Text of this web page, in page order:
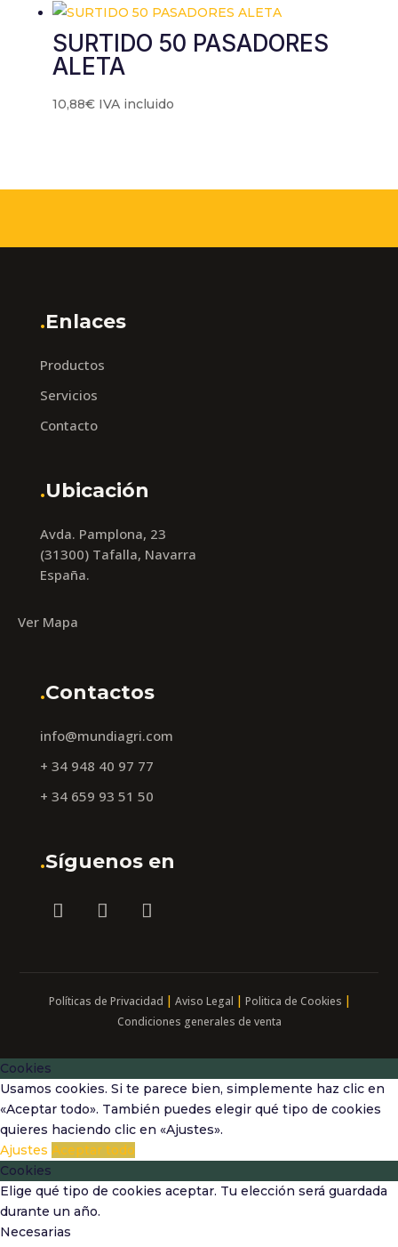
SURTIDO 50 PASADORES
ALETA
10,88€ IVA incluido
.Enlaces
Productos
Servicios
Contacto
.Ubicación
Avda. Pamplona, 23
(31300) Tafalla, Navarra
España.
Ver Mapa
.Contactos
info@mundiagri.com
+ 34 948 40 97 77
+ 34 659 93 51 50
.Síguenos en
Políticas de Privacidad | Aviso Legal | Politica de Cookies |
Condiciones generales de venta
Cookies
Usamos cookies. Si te parece bien, simplemente haz clic en
«Aceptar todo». También puedes elegir qué tipo de cookies
quieres haciendo clic en «Ajustes».
Ajustes Aceptar todo
Cookies
Elige qué tipo de cookies aceptar. Tu elección será guardada
durante un año.
Necesarias